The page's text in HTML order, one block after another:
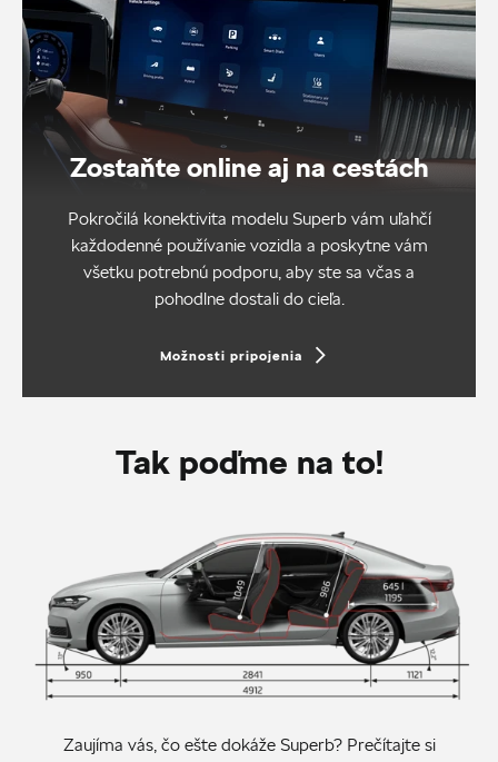
Zostaňte online aj na cestách
Pokročilá konektivita modelu Superb vám uľahčí
každodenné používanie vozidla a poskytne vám
všetku potrebnú podporu, aby ste sa včas a
pohodlne dostali do cieľa.
Možnosti pripojenia
Tak poďme na to!
Zaujíma vás, čo ešte dokáže Superb? Prečítajte si